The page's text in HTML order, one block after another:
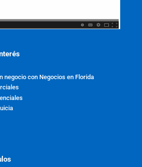
negocio con Negocios en Florida